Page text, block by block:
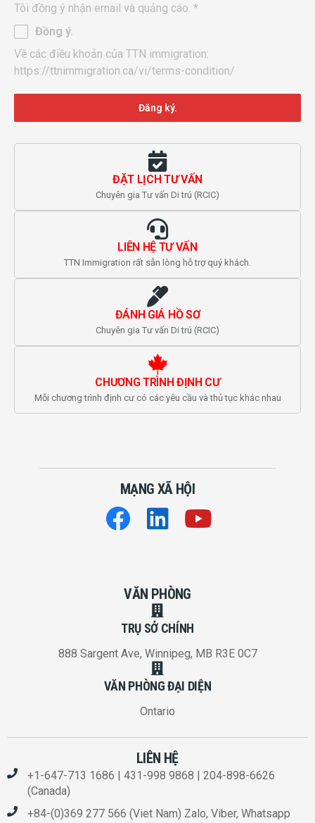
Tôi đồng ý nhận email và quảng cáo. *
Đồng ý.
Về các điều khoản của TTN immigration:
https://ttnimmigration.ca/vi/terms-condition/
Đăng ký.
ĐẶT LỊCH TƯ VẤN
Chuyên gia Tư vấn Di trú (RCIC)
LIÊN HỆ TƯ VẤN
TTN Immigration rất sẵn lòng hỗ trợ quý khách.
ĐÁNH GIÁ HỒ SƠ
Chuyên gia Tư vấn Di trú (RCIC)
CHƯƠNG TRÌNH ĐỊNH CƯ
Mỗi chương trình định cư có các yêu cầu và thủ tục khác nhau
MẠNG XÃ HỘI
VĂN PHÒNG
TRỤ SỞ CHÍNH
888 Sargent Ave, Winnipeg, MB R3E 0C7
VĂN PHÒNG ĐẠI DIỆN
Ontario
LIÊN HỆ
+1-647-713 1686 | 431-998 9868 | 204-898-6626
(Canada)
+84-(0)369 277 566 (Viet Nam) Zalo, Viber, Whatsapp